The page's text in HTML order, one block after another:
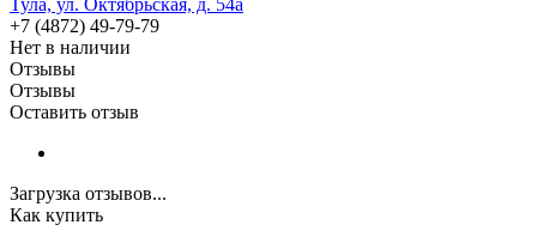
+7 (4872) 49-79-79
Нет в наличии
Отзывы
Отзывы
Оставить отзыв
Загрузка отзывов...
Как купить